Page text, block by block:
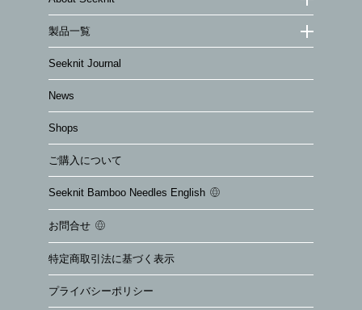
製品一覧
Seeknit Journal
News
Shops
ご購入について
Seeknit Bamboo Needles English
お問合せ
特定商取引法に基づく表示
プライバシーポリシー